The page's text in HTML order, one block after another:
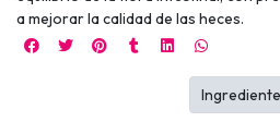
a mejorar la calidad de las heces.